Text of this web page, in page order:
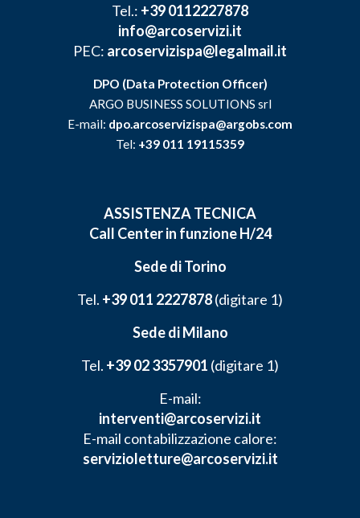
Tel.: +39 0112227878
info@arcoservizi.it
PEC: arcoservizispa@legalmail.it
DPO (Data Protection Officer)
ARGO BUSINESS SOLUTIONS srl
E-mail: dpo.arcoservizispa@argobs.com
Tel: +39 011 19115359
ASSISTENZA TECNICA
Call Center in funzione H/24
Sede di Torino
Tel. +39 011 2227878(digitare 1)
Sede di Milano
Tel. +39 02 3357901 (digitare 1)
E-mail:
interventi@arcoservizi.it
E-mail contabilizzazione calore:
servizioletture@arcoservizi.it